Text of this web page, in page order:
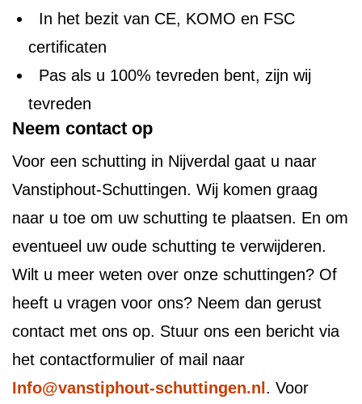
In het bezit van CE, KOMO en FSC
certificaten
Pas als u 100% tevreden bent, zijn wij
tevreden
Neem contact op
Voor een schutting in Nijverdal gaat u naar
Vanstiphout-Schuttingen. Wij komen graag
naar u toe om uw schutting te plaatsen. En om
eventueel uw oude schutting te verwijderen.
Wilt u meer weten over onze schuttingen? Of
heeft u vragen voor ons? Neem dan gerust
contact met ons op. Stuur ons een bericht via
het contactformulier of mail naar
Info@vanstiphout-schuttingen.nl . Voor